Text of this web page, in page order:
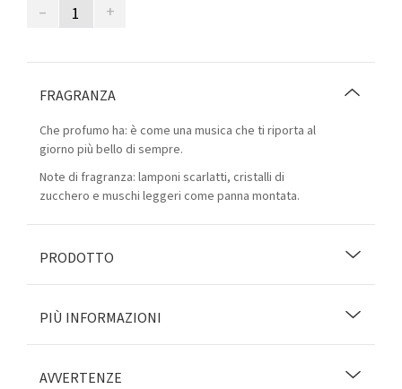
– +
FRAGRANZA
Che profumo ha: è come una musica che ti riporta al
giorno più bello di sempre.
Note di fragranza: lamponi scarlatti, cristalli di
zucchero e muschi leggeri come panna montata.
PRODOTTO
PIÙ INFORMAZIONI
AVVERTENZE